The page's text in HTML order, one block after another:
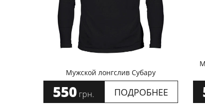
Мужской лонгслив Субару
550 грн. ПОДРОБНЕЕ